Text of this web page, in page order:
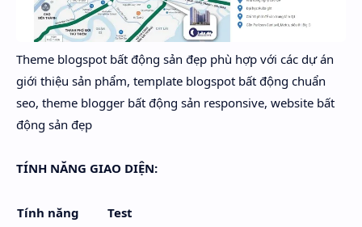
Theme blogspot bất động sản đẹp phù hợp với các dự án
giới thiệu sản phẩm, template blogspot bất động chuẩn
seo, theme blogger bất động sản responsive, website bất
động sản đẹp
TÍNH NĂNG GIAO DIỆN:
Tính năng
Test